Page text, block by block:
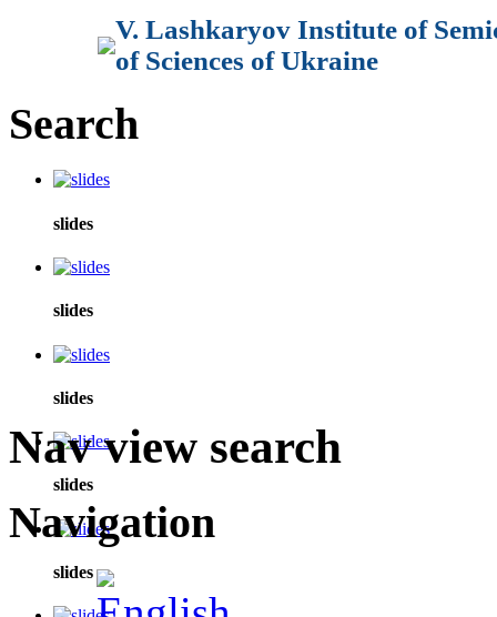
V. Lashkaryov Institute of
of Sciences of Ukraine
Search
slides
slides
slides
slides
slides
Nav view search
Navigation